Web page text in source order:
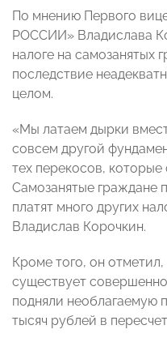
По мнению Первого
РОССИИ» Владислава
налоге на самозанятых
последствие
целом.
«Мы латаем дырки
совсем другой
тех перекосов,
Самозанятые граждане
платят много других
Владислав Корочкин.
Кроме того, он отметил,
существует
подняли необлагаемую
тысяч рублей в